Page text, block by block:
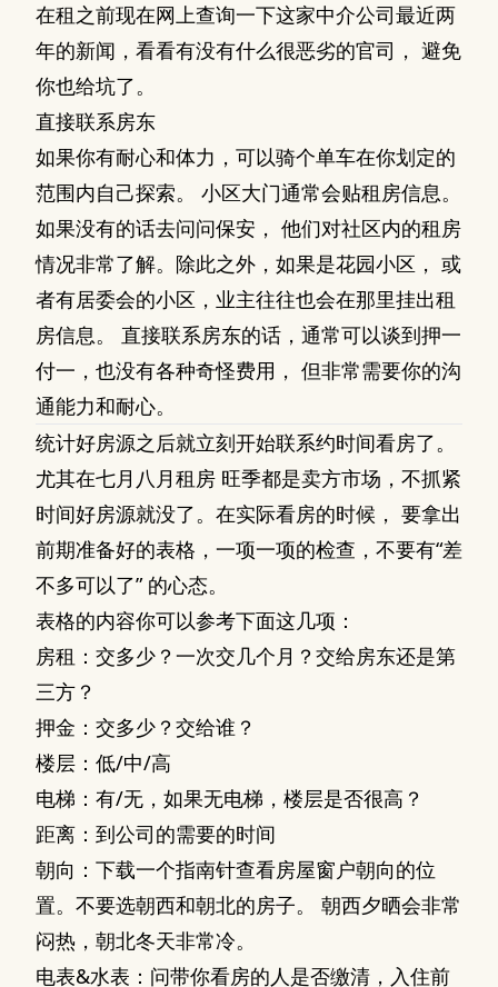
在租之前现在网上查询一下这家中介公司最近两
年的新闻，看看有没有什么很恶劣的官司， 避免
你也给坑了。
直接联系房东
如果你有耐心和体力，可以骑个单车在你划定的
范围内自己探索。 小区大门通常会贴租房信息。
如果没有的话去问问保安， 他们对社区内的租房
情况非常了解。除此之外，如果是花园小区， 或
者有居委会的小区，业主往往也会在那里挂出租
房信息。 直接联系房东的话，通常可以谈到押一
付一，也没有各种奇怪费用， 但非常需要你的沟
通能力和耐心。
统计好房源之后就立刻开始联系约时间看房了。
尤其在七月八月租房 旺季都是卖方市场，不抓紧
时间好房源就没了。在实际看房的时候， 要拿出
前期准备好的表格，一项一项的检查，不要有“差
不多可以了” 的心态。
表格的内容你可以参考下面这几项：
房租：交多少？一次交几个月？交给房东还是第
三方？
押金：交多少？交给谁？
楼层：低/中/高
电梯：有/无，如果无电梯，楼层是否很高？
距离：到公司的需要的时间
朝向：下载一个指南针查看房屋窗户朝向的位
置。不要选朝西和朝北的房子。 朝西夕晒会非常
闷热，朝北冬天非常冷。
电表&水表：问带你看房的人是否缴清，入住前